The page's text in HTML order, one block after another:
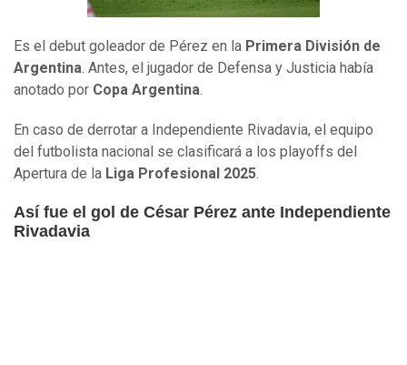
Es el debut goleador de Pérez en la Primera División de
Argentina. Antes, el jugador de Defensa y Justicia había
anotado por Copa Argentina.
En caso de derrotar a Independiente Rivadavia, el equipo
del futbolista nacional se clasificará a los playoffs del
Apertura de la Liga Profesional 2025.
Así fue el gol de César Pérez ante Independiente
Rivadavia